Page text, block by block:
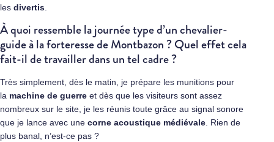
les divertis.
À quoi ressemble la journée type d’un chevalier-
guide à la forteresse de Montbazon ? Quel effet cela
fait-il de travailler dans un tel cadre ?
Très simplement, dès le matin, je prépare les munitions pour
la machine de guerre et dès que les visiteurs sont assez
nombreux sur le site, je les réunis toute grâce au signal sonore
que je lance avec une corne acoustique médiévale. Rien de
plus banal, n’est-ce pas ?